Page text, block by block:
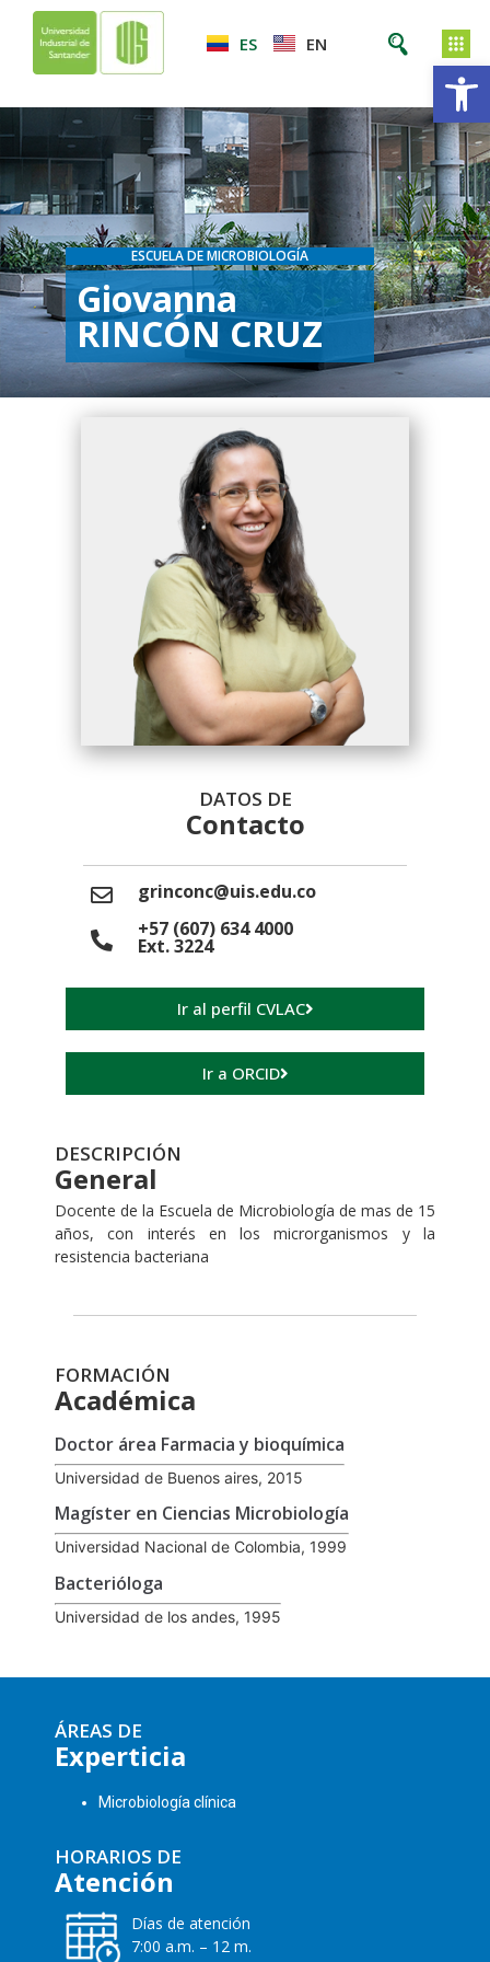
ES EN
ESCUELA DE MICROBIOLOGÍA
Giovanna
RINCÓN CRUZ
DATOS DE
Contacto
grinconc@uis.edu.co
+57 (607) 634 4000
Ext. 3224
Ir al perfil CVLAC
Ir a ORCID
DESCRIPCIÓN
General
Docente de la Escuela de Microbiología de mas de 15
años, con interés en los microrganismos y la
resistencia bacteriana
FORMACIÓN
Académica
Doctor área Farmacia y bioquímica
Universidad de Buenos aires, 2015
Magíster en Ciencias Microbiología
Universidad Nacional de Colombia, 1999
Bacterióloga
Universidad de los andes, 1995
ÁREAS DE
Experticia
Microbiología clínica
HORARIOS DE
Atención
Días de atención
7:00 a.m. – 12 m.